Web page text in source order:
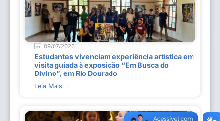
09/07/2026
Estudantes vivenciam experiência artística em
visita guiada à exposição “Em Busca do
Divino”, em Rio Dourado
Leia Mais